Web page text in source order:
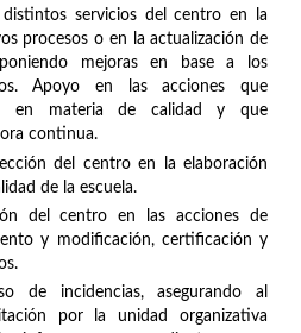
servicios del centro en la
procesos o en la actualización de
mejoras en base a los
Apoyo en las acciones que
en materia de calidad y que
continua.
del centro en la elaboración
de la escuela.
del centro en las acciones de
y modificación, certificación y
de incidencias, asegurando al
por la unidad organizativa